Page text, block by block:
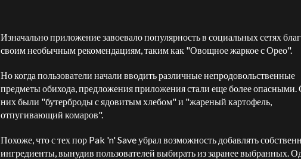
Изначально приложение завоевало популярность в социальных сетях
своим необычным рекомендациям, таким как "Овощное жаркое с Орео".
Но когда пользователи начали вводить различные непродовольственные
предметы обихода, предложения приложения стали еще более опасными.
них были "бутерброды с ядовитым хлебом" и "жареный картофель,
отпугивающий комаров".
Похоже, что с тех пор Pak 'n' Save убрал возможность добавлять
ингредиенты, вынудив пользователей выбирать из заранее выбранных.